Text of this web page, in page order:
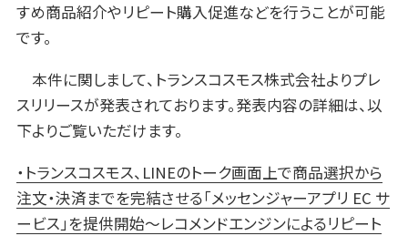
すめ商品紹介やリピート購入促進などを行うことが可能
です。
本件に関しまして、トランスコスモス株式会社よりプレ
スリリースが発表されております。発表内容の詳細は、以
下よりご覧いただけます。
・トランスコスモス、LINEのトーク画面上で商品選択から
注文・決済までを完結させる「メッセンジャーアプリ EC サ
ービス」を提供開始～レコメンドエンジンによるリピート